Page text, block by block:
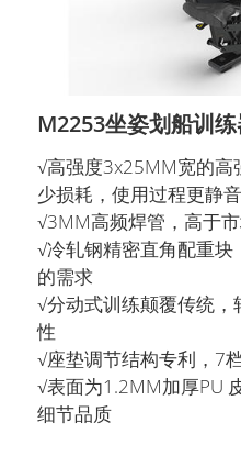
DURATEK迪耐特
English
English
Français
搜索
M2253坐姿划船训
√高强度3x25MM宽的高
少损耗，使用过程更静音
√3MM高频焊管，高于
√冷轧钢精密直角配重
的需求
√分动式训练颠覆传统
性
√座垫调节结构专利，7
√表面为1.2MM加厚PU
细节品质